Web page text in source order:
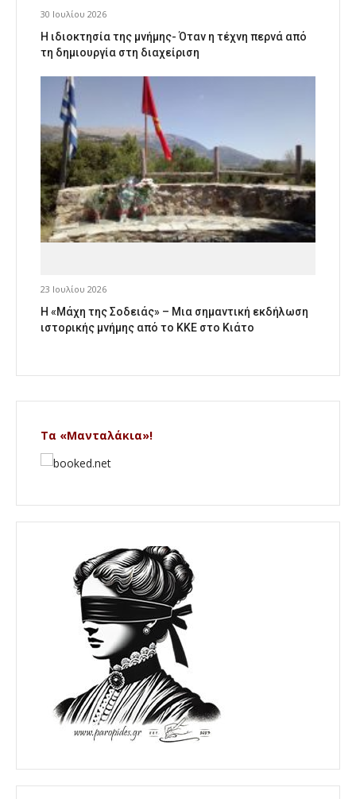
30 Ιουλίου 2026
Η ιδιοκτησία της μνήμης- Όταν η τέχνη περνά από
τη δημιουργία στη διαχείριση
23 Ιουλίου 2026
Η «Μάχη της Σοδειάς» – Μια σημαντική εκδήλωση
ιστορικής μνήμης από το ΚΚΕ στο Κιάτο
Τα «Μανταλάκια»!